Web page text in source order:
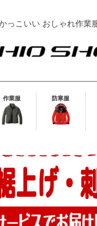
こいい おしゃれ作業
作業服 防寒服